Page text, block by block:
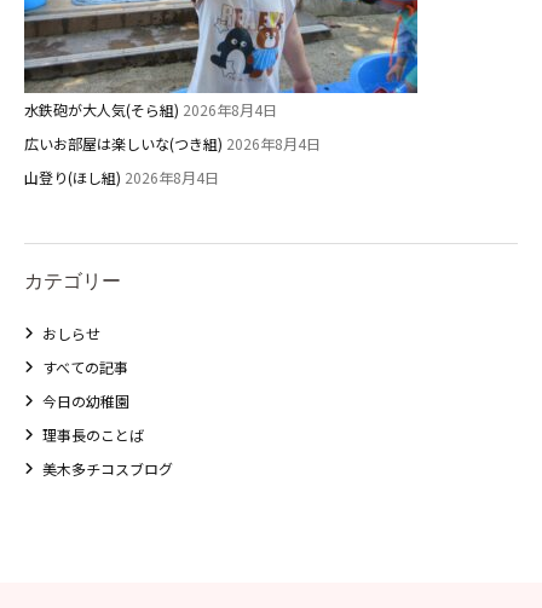
水鉄砲が大人気(そら組) 2026年8月4日
広いお部屋は楽しいな(つき組) 2026年8月4日
山登り(ほし組) 2026年8月4日
カテゴリー
おしらせ
すべての記事
今日の幼稚園
理事長のことば
美木多チコスブログ
教育と保育
美⽊多幼稚園の理想
園の1⽇
年間⾏事
預かり保育［ヒラソル ]
美⽊多チコス
美⽊多チコスブログ
未就園児クラス
0歳親子登園［マカロンクラス ]